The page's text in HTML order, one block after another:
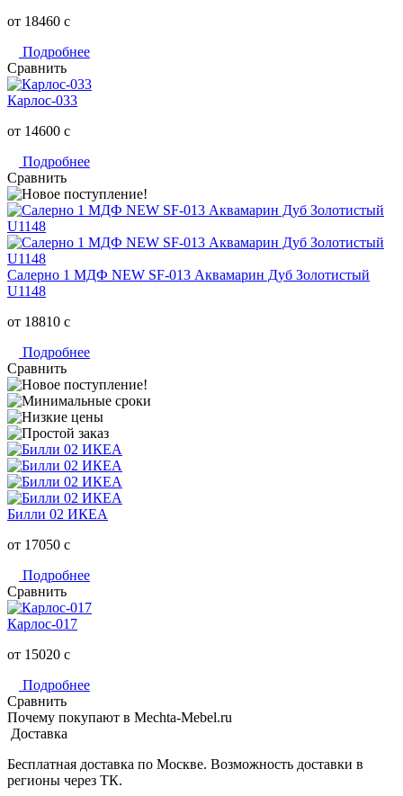
от 18460 c
Подробнее
Сравнить
Карлос-033
от 14600 c
Подробнее
Сравнить
Салерно 1 МДФ NEW SF-013 Аквамарин Дуб Золотистый
U1148
от 18810 c
Подробнее
Сравнить
Билли 02 ИКЕА
от 17050 c
Подробнее
Сравнить
Карлос-017
от 15020 c
Подробнее
Сравнить
Почему покупают в Mechta-Mebel.ru
Доставка
Бесплатная доставка по Москве. Возможность доставки в
регионы через ТК.